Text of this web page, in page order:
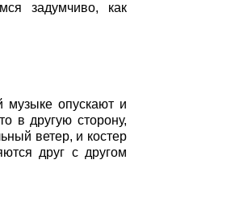
задумчиво, как
музыке опускают и
в другую сторону,
ветер, и костер
друг с другом